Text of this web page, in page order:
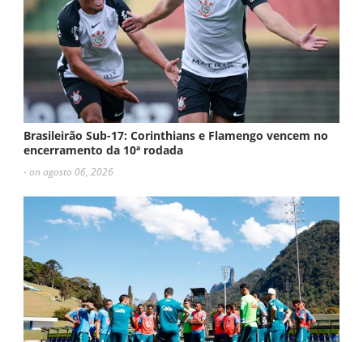
Brasileirão Sub-17: Corinthians e Flamengo vencem no
encerramento da 10ª rodada
- on agosto 06, 2026